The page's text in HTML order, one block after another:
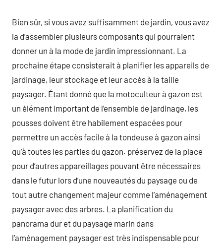
Bien sûr, si vous avez suffisamment de jardin, vous avez
la d’assembler plusieurs composants qui pourraient
donner un à la mode de jardin impressionnant. La
prochaine étape consisterait à planifier les appareils de
jardinage, leur stockage et leur accès à la taille
paysager. Étant donné que la motoculteur à gazon est
un élément important de l’ensemble de jardinage, les
pousses doivent être habilement espacées pour
permettre un accès facile à la tondeuse à gazon ainsi
qu’à toutes les parties du gazon. préservez de la place
pour d’autres appareillages pouvant être nécessaires
dans le futur lors d’une nouveautés du paysage ou de
tout autre changement majeur comme l’aménagement
paysager avec des arbres. La planification du
panorama dur et du paysage marin dans
l’aménagement paysager est très indispensable pour